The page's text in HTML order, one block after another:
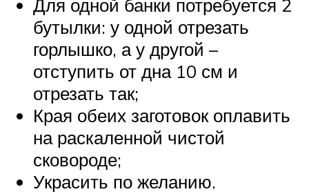
Для одной банки потребуется 2
бутылки: у одной отрезать
горлышко, а у другой –
отступить от дна 10 см и
отрезать так;
Края обеих заготовок оплавить
на раскаленной чистой
сковороде;
Украсить по желанию.